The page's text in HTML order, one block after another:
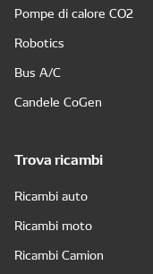
Pompe di calore CO2
Robotics
Bus A/C
Candele CoGen
Trova ricambi
Ricambi auto
Ricambi moto
Ricambi Camion